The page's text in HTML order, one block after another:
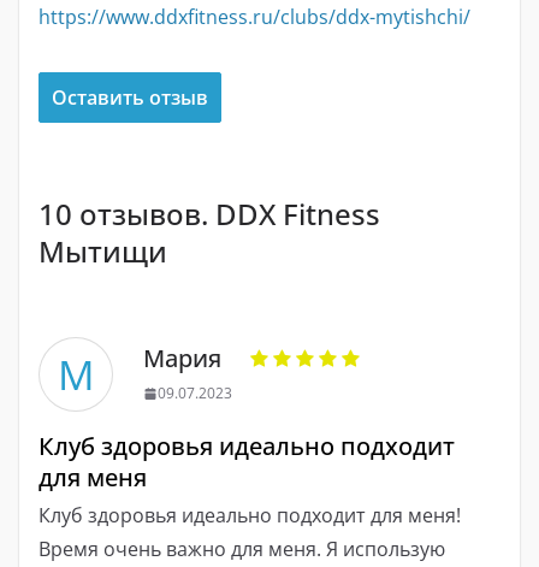
https://www.ddxfitness.ru/clubs/ddx-mytishchi/
Оставить отзыв
10 отзывов. DDX Fitness
Мытищи
М Мария
09.07.2023
Клуб здоровья идеально подходит
для меня
Клуб здоровья идеально подходит для меня!
Время очень важно для меня. Я использую